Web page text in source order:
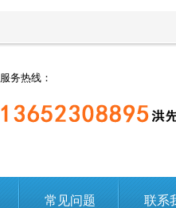
服务热线：
常见问题 联系